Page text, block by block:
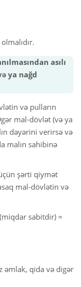
asılı
ya nağd
və pulların
mal-dövlət (və ya
dəyərini verirsə və
malın sahibinə
şərti qiymət
mal-dövlətin və
sabitdir) =
əmlak, qida və digər